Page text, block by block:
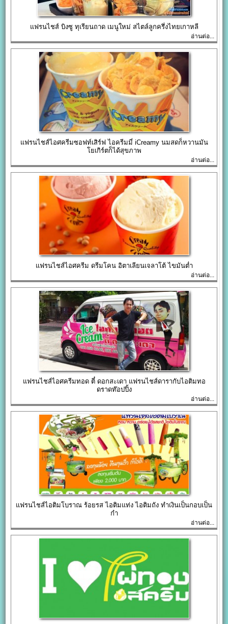
แฟรนไชส์ บิงซู ทุเรียนถาด เมนูใหม่ สไตล์ลูกครึ่งไทยเกาหลี
อ่านต่อ...
แฟรนไชส์ไอศครีมซอฟท์เสิร์ฟ ไอครีมมี่ iCreamy นมสดก็หวานมัน
โยเกิร์ตก็ได้สุขภาพ
อ่านต่อ...
แฟรนไชส์ไอศครีม ดรีมโคน อิตาเลียนเจลาโต้ ไขมันต่ำ
อ่านต่อ...
แฟรนไชส์ไอศครีมทอด ตี๋ ดอกสะเดา แฟรนไชส์ดารากับไอติมทอ
ดราดท๊อปปิ้ง
อ่านต่อ...
แฟรนไชส์ไอติมโบราณ ร้อยรส ไอติมแท่ง ไอติมถัง ทำเงินเป็นกอบเป็น
กำ
อ่านต่อ...